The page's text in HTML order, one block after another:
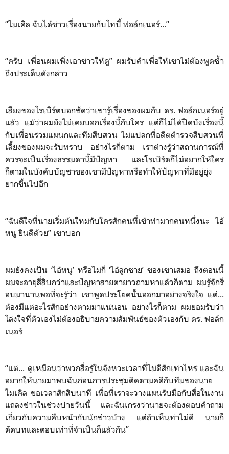
“ไมเคิล ฉันได้ข่าวเรื่องนายกับโทบี้ ฟอล์กเนอร์...”
“ครับ เพื่อนผมเพิ่งเอาข่าวให้ดู” ผมรับคำเพื่อให้เขาไม่ต้องพูดซ้ำ
ถึงประเด็นดังกล่าว
เสียงของโรเบิร์ตบอกชัดว่าเขารู้เรื่องของผมกับ ดร. ฟอล์กเนอร์อยู่
แล้ว แม้ว่าผมยังไม่เคยบอกเรื่องนี้กับใคร แต่ก็ไม่ได้ปิดบังเรื่องนี้
กับเพื่อนร่วมแผนกและทีมสืบสวน ไม่แปลกที่อดีตตำรวจสืบสวนพี่
เลี้ยงของผมจะรับทราบ อย่างไรก็ตาม เราต่างรู้ว่าสถานการณ์ที่
ควรจะเป็นเรื่องธรรมดานี้มีปัญหา และโรเบิร์ตก็ไม่อยากให้ใคร
ก็ตามในบังคับบัญชาของเขามีปัญหาหรือทำให้ปัญหาที่มีอยู่ยุ่ง
ยากขึ้นไปอีก
“ฉันดีใจที่นายเริ่มต้นใหม่กับใครสักคนที่เข้าท่ามากคนหนึ่งนะ ไอ้
หนู ยินดีด้วย” เขาบอก
ผมยังคงเป็น ‘ไอ้หนู’ หรือไม่ก็ ‘ไอ้ลูกชาย’ ของเขาเสมอ ถึงตอนนี้
ผมจะอายุสี่สิบกว่าและปัญหาสายตายาวถามหาแล้วก็ตาม ผมรู้จักร็
อบมานานพอที่จะรู้ว่า เขาพูดประโยคนั้นออกมาอย่างจริงใจ แต่...
ต้องมีแต่อะไรสักอย่างตามมาแน่นอน อย่างไรก็ตาม ผมยอมรับว่า
โล่งใจที่ตัวเองไม่ต้องอธิบายความสัมพันธ์ของตัวเองกับ ดร. ฟอล์ก
เนอร์
“แต่... ดูเหมือนว่าพวกสื่อรู้ในจังหวะเวลาที่ไม่ดีสักเท่าไหร่ และฉัน
อยากให้นายมาพบฉันก่อนการประชุมติดตามคดีกับทีมของนาย
ไมเคิล ขอเวลาสักสิบนาที เพื่อที่เราจะวางแผนรับมือกับสื่อในงาน
แถลงข่าวในช่วงบ่ายวันนี้ และฉันเกรงว่านายจะต้องตอบคำถาม
เกี่ยวกับความคืบหน้ากับนักข่าวบ้าง แต่ถ้าเห็นท่าไม่ดี นายก็
ตัดบทและตอบเท่าที่จำเป็นก็แล้วกัน”